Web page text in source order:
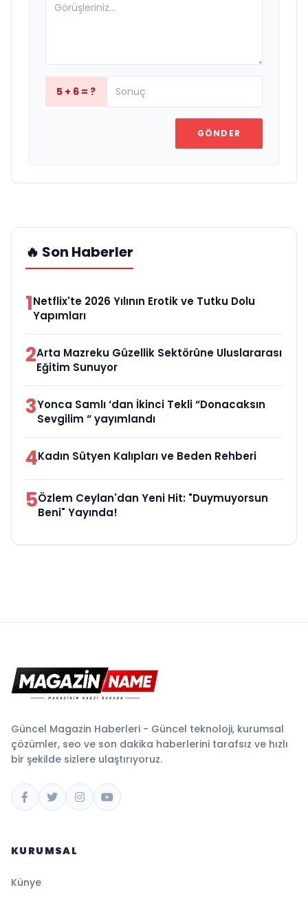
5 + 6 = ?
GÖNDER
🔥 Son Haberler
1Netflix'te 2026 Yılının Erotik ve Tutku Dolu
Yapımları
2Arta Mazreku Güzellik Sektörüne Uluslararası
Eğitim Sunuyor
3Yonca Samlı ‘dan İkinci Tekli “Donacaksın
Sevgilim “ yayımlandı
4Kadın Sütyen Kalıpları ve Beden Rehberi
5Özlem Ceylan'dan Yeni Hit: "Duymuyorsun
Beni" Yayında!
Güncel Magazin Haberleri - Güncel teknoloji, kurumsal
çözümler, seo ve son dakika haberlerini tarafsız ve hızlı
bir şekilde sizlere ulaştırıyoruz.
KURUMSAL
Künye